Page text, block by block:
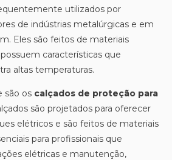
utilizados por
de indústrias metalúrgicas e em
Eles são feitos de materiais
características que
altas temperaturas.
são os calçados de proteção para
são projetados para oferecer
elétricos e são feitos de materiais
para profissionais que
elétricas e manutenção,